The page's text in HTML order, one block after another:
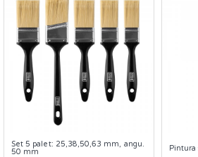
Set 5 palet: 25,38,50,63 mm, angu.
50 mm
Pintura